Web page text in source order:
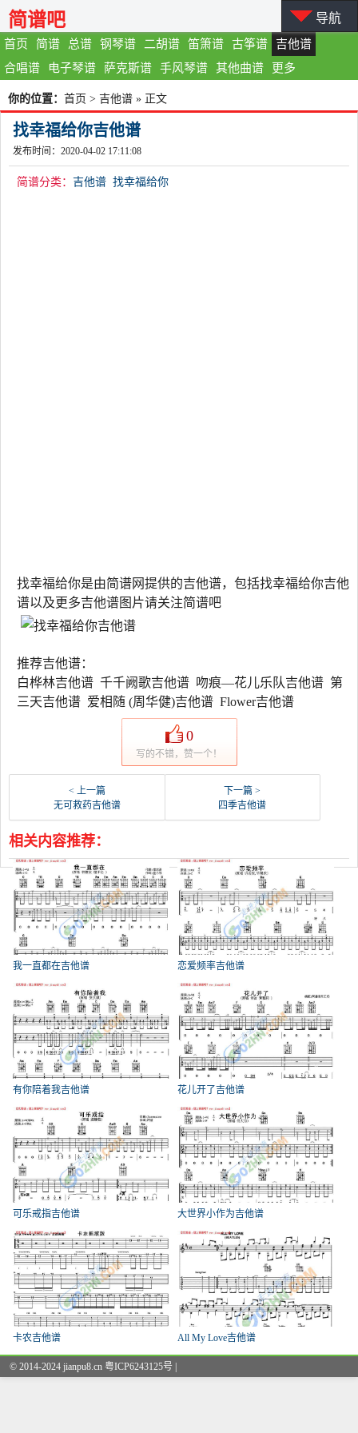
首页 简谱 总谱 钢琴谱 二胡谱 笛箫谱 古筝谱
吉他谱
合唱谱
电子琴谱 萨克斯谱 手风琴谱 其他曲谱 更多
简谱吧 导航
你的位置： 首页 > 吉他谱 » 正文
找幸福给你吉他谱
发布时间：2020-04-02 17:11:08
简谱分类： 吉他谱 找幸福给你
找幸福给你是由简谱网提供的吉他谱，包括找幸福给你吉他
谱以及更多吉他谱图片请关注简谱吧
推荐吉他谱：
白桦林吉他谱 千千阙歌吉他谱 吻痕—花儿乐队吉他谱 第
三天吉他谱 爱相随 (周华健)吉他谱 Flower吉他谱
0
写的不错，赞一个！
< 上一篇
无可救药吉他谱
下一篇 >
四季吉他谱
相关内容推荐：
我一直都在吉他谱 恋爱频率吉他谱
有你陪着我吉他谱 花儿开了吉他谱
可乐戒指吉他谱 大世界小作为吉他谱
卡农吉他谱 All My Love吉他谱
© 2014-2024 jianpu8.cn 粤ICP6243125号 |